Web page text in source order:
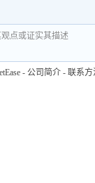
点或证实其描述
- 公司简介 - 联系方